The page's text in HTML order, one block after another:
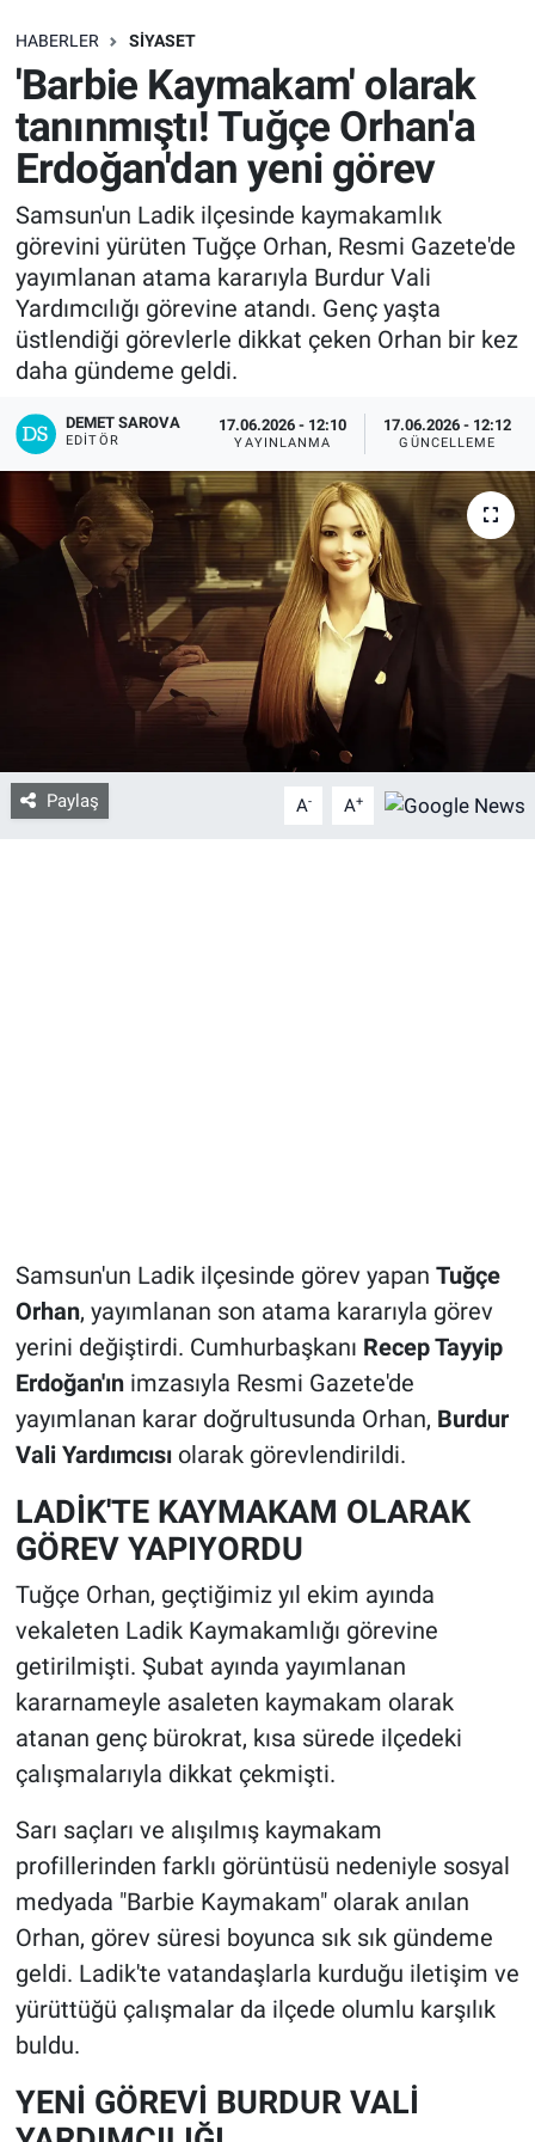
HABERLER SIYASET
'Barbie Kaymakam' olarak
tanınmıştı! Tuğçe Orhan'a
Erdoğan'dan yeni görev
Samsun'un Ladik ilçesinde kaymakamlık
görevini yürüten Tuğçe Orhan, Resmi Gazete'de
yayımlanan atama kararıyla Burdur Vali
Yardımcılığı görevine atandı. Genç yaşta
üstlendiği görevlerle dikkat çeken Orhan bir kez
daha gündeme geldi.
DEMET SAROVA
EDITÖR
17.06.2026 - 12:10
YAYINLANMA
17.06.2026 - 12:12
GÜNCELLEME
Paylaş A- A+
Samsun'un Ladik ilçesinde görev yapan Tuğçe
Orhan, yayımlanan son atama kararıyla görev
yerini değiştirdi. Cumhurbaşkanı Recep Tayyip
Erdoğan'ınimzasıyla Resmi Gazete'de
yayımlanan karar doğrultusunda Orhan, Burdur
Vali Yardımcısıolarak görevlendirildi.
LADİK'TE KAYMAKAM OLARAK
GÖREV YAPIYORDU
Tuğçe Orhan, geçtiğimiz yıl ekim ayında
vekaleten Ladik Kaymakamlığı görevine
getirilmişti. Şubat ayında yayımlanan
kararnameyle asaleten kaymakam olarak
atanan genç bürokrat, kısa sürede ilçedeki
çalışmalarıyla dikkat çekmişti.
Sarı saçları ve alışılmış kaymakam
profillerinden farklı görüntüsü nedeniyle sosyal
medyada "Barbie Kaymakam" olarak anılan
Orhan, görev süresi boyunca sık sık gündeme
geldi. Ladik'te vatandaşlarla kurduğu iletişim ve
yürüttüğü çalışmalar da ilçede olumlu karşılık
buldu.
YENİ GÖREVİ BURDUR VALİ
SAĞLIK
EKONOMİ
EĞİTİM
ÖZEL HABER
Keşfet
ASTROLOJİ
RESMİ İLANLAR
İLAN
Bize ulaşın
İletişim/Künye
Gözden Kaçmasın